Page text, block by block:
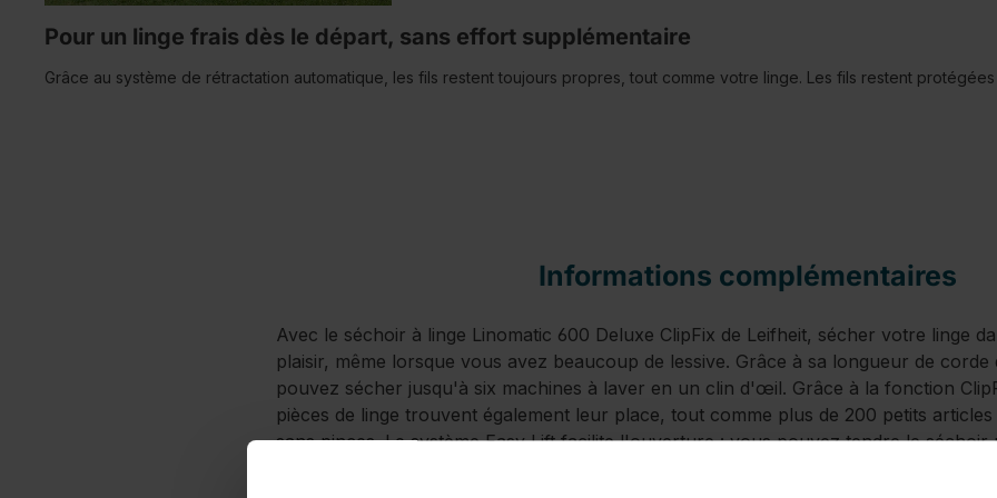
Pour un linge frais dès le départ, sans effort supplémentaire
Grâce au système de rétractation automatique, les fils restent toujours propres, tout comme votre linge. Les fils restent
Informations complémentaires
Avec le séchoir à linge Linomatic 600 Deluxe ClipFix de Leifheit, sécher votre linge
plaisir, même lorsque vous avez beaucoup de lessive. Grâce à sa longueur de corde
pouvez sécher jusqu'à six machines à laver en un clin d'œil. Grâce à la fonction
pièces de linge trouvent également leur place, tout comme plus de 200 petits
sans pinces. Le système Easy Lift facilite l'ouverture : vous pouvez tendre le séchoir
Deluxe ClipFix sans effort. Les huit crochets sur les bras de tension offrent un